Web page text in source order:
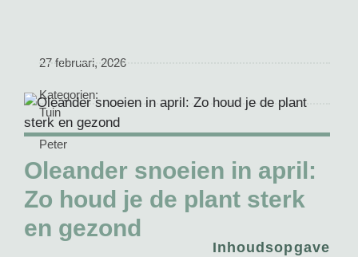
27 februari, 2026
Kategorien:
Tuin
Peter
Oleander snoeien in april:
Zo houd je de plant sterk
en gezond
Inhoudsopgave